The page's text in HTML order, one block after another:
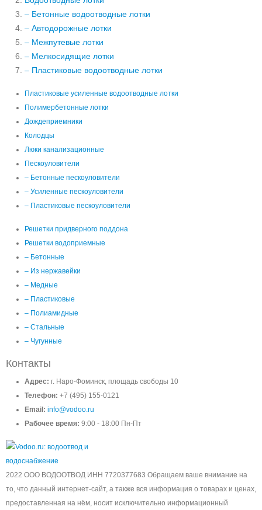
– Бетонные водоотводные лотки
– Автодорожные лотки
– Межпутевые лотки
– Мелкосидящие лотки
– Пластиковые водоотводные лотки
Пластиковые усиленные водоотводные лотки
Полимербетонные лотки
Дождеприемники
Колодцы
Люки канализационные
Пескоуловители
– Бетонные пескоуловители
– Усиленные пескоуловители
– Пластиковые пескоуловители
Решетки придверного поддона
Решетки водоприемные
– Бетонные
– Из нержавейки
– Медные
– Пластиковые
– Полиамидные
– Стальные
– Чугунные
Контакты
Адрес: г. Наро-Фоминск, площадь свободы 10
Телефон: +7 (495) 155-0121
Email: info@vodoo.ru
Рабочее время: 9:00 - 18:00 Пн-Пт
2022 ООО ВОДООТВОД ИНН 7720377683 Обращаем ваше внимание на
то, что данный интернет-сайт, а также вся информация о товарах и ценах,
предоставленная на нём, носит исключительно информационный